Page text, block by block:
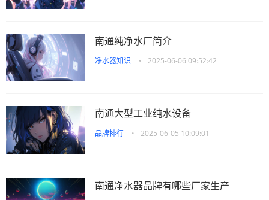
南通纯净水厂简介
净水器知识 • 2025-06-06 09:52:42
南通大型工业纯水设备
品牌排行 • 2025-06-05 10:09:01
南通净水器品牌有哪些厂家生产